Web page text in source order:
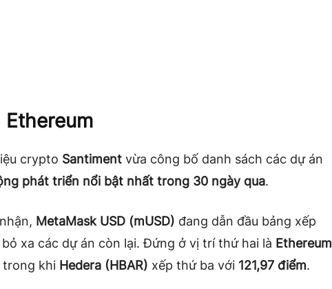
crypto Santiment vừa công bố danh sách các dự án
phát triển nổi bật nhất trong 30 ngày qua.
MetaMask USD (mUSD) đang dẫn đầu bảng xếp
bỏ xa các dự án còn lại. Đứng ở vị trí thứ hai là Ethereum
trong khi Hedera (HBAR) xếp thứ ba với 121,97 điểm.